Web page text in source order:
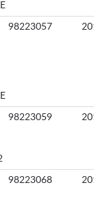
98223057
98223059
98223068